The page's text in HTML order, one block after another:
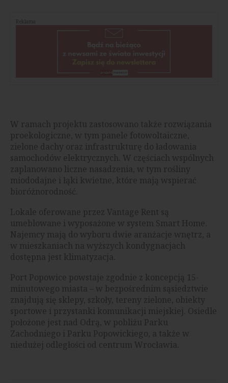
Reklama
W ramach projektu zastosowano także rozwiązania
proekologiczne, w tym panele fotowoltaiczne,
zielone dachy oraz infrastrukturę do ładowania
samochodów elektrycznych. W częściach wspólnych
zaplanowano liczne nasadzenia, w tym rośliny
miododajne i łąki kwietne, które mają wspierać
bioróżnorodność.
Lokale oferowane przez Vantage Rent są
umeblowane i wyposażone w system Smart Home.
Najemcy mają do wyboru dwie aranżacje wnętrz, a
w mieszkaniach na wyższych kondygnacjach
dostępna jest klimatyzacja.
Port Popowice powstaje zgodnie z koncepcją 15-
minutowego miasta – w bezpośrednim sąsiedztwie
znajdują się sklepy, szkoły, tereny zielone, obiekty
sportowe i przystanki komunikacji miejskiej. Osiedle
położone jest nad Odrą, w pobliżu Parku
Zachodniego i Parku Popowickiego, a także w
niedużej odległości od centrum Wrocławia.